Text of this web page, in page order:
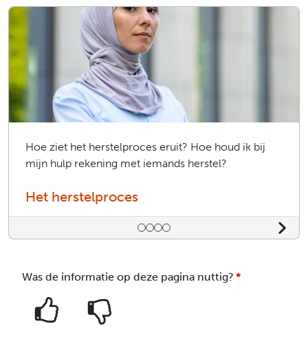
Hoe ziet het herstelproces eruit? Hoe houd ik bij
mijn hulp rekening met iemands herstel?
Het herstelproces
Bedieningselementen voor
Was de informatie op deze pagina nuttig? *